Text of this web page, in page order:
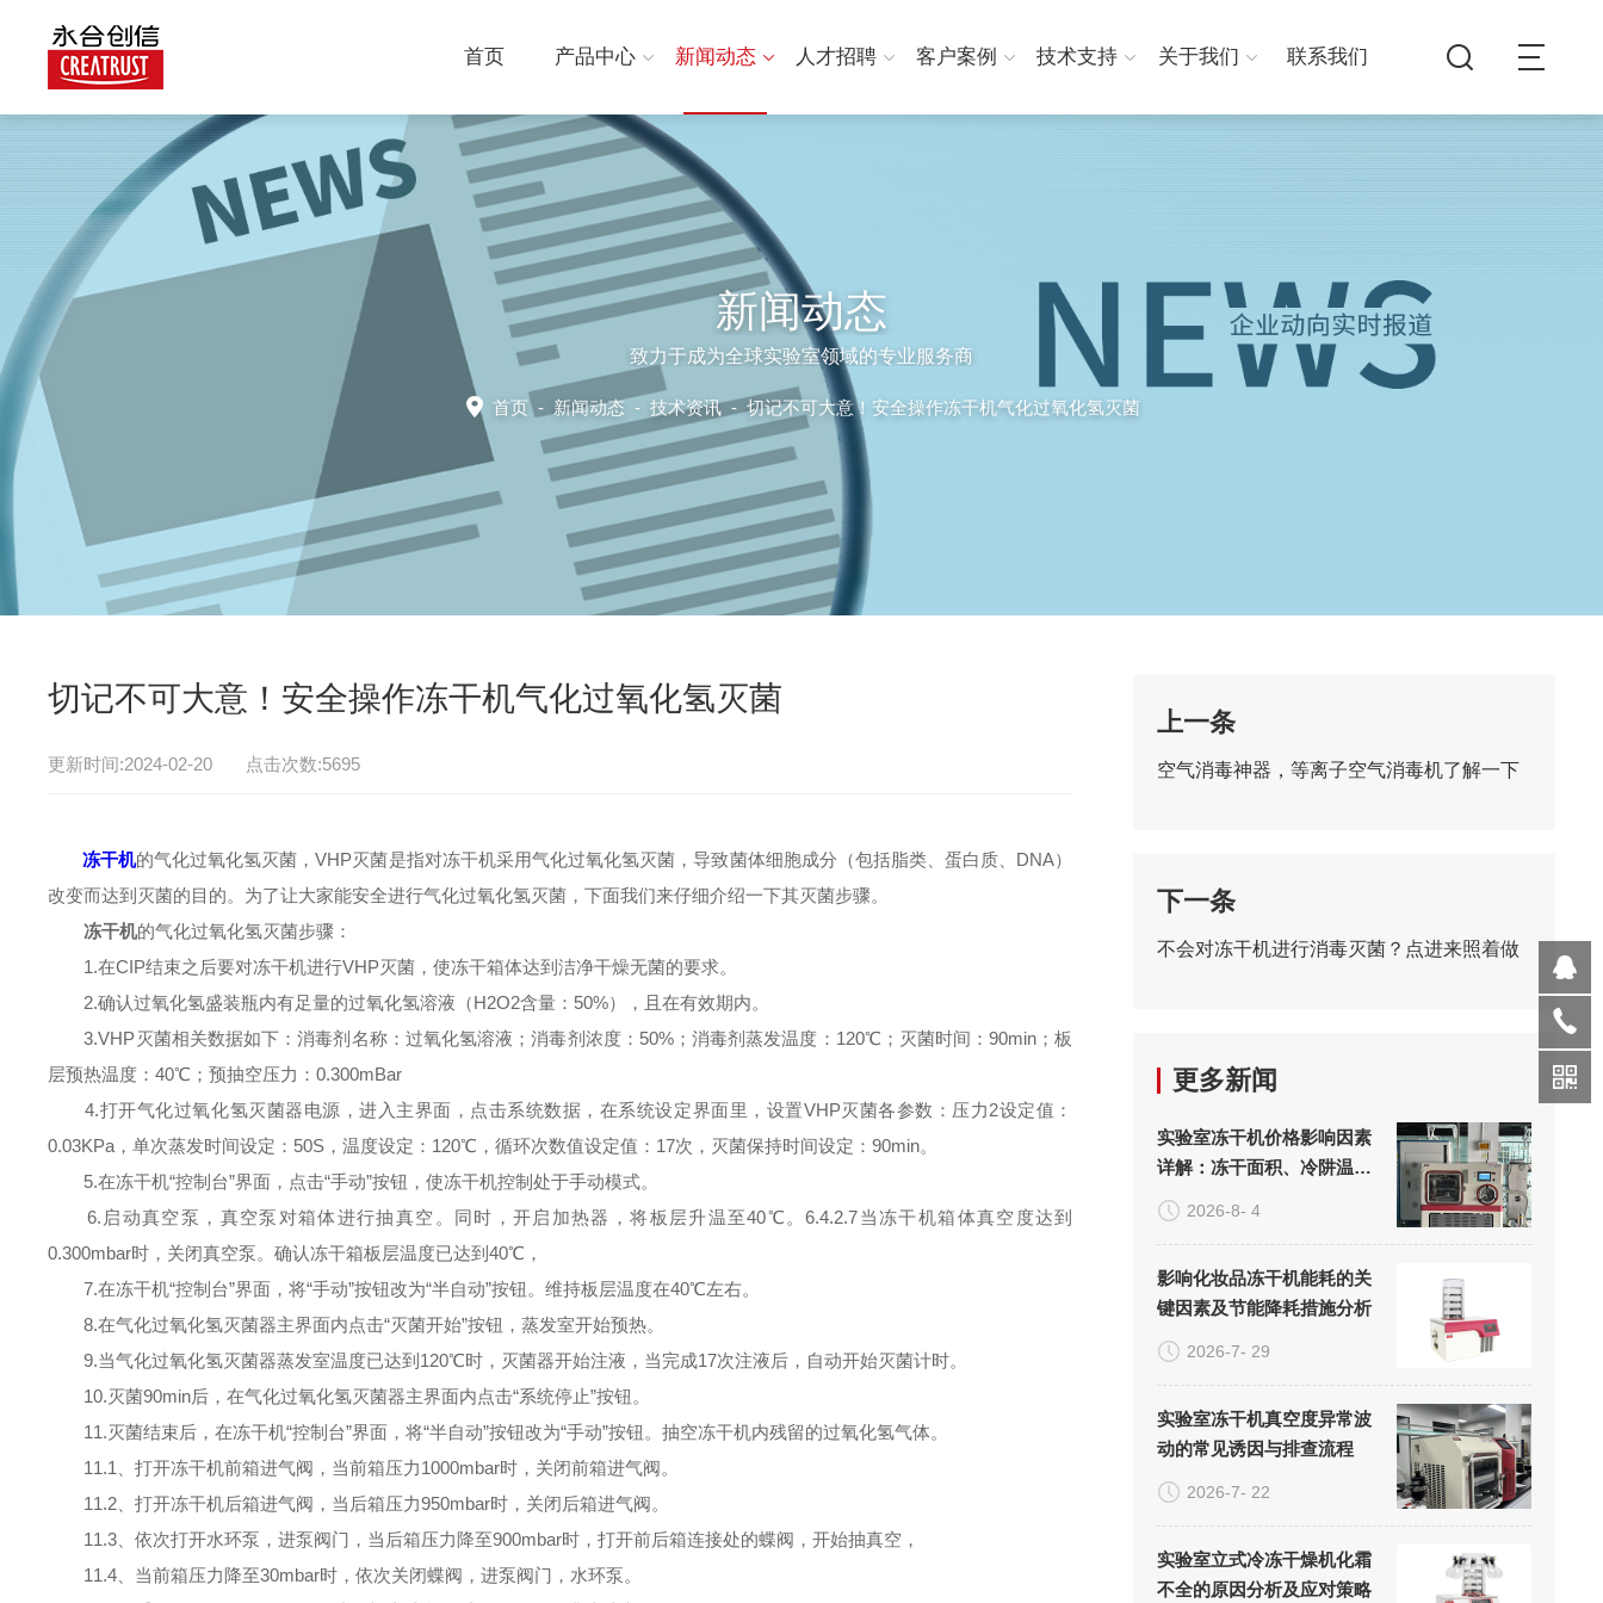
首页 产品中心 新闻动态 人才招聘 客户案例 技术支持 关于我们 联系我们
新闻动态
致力于成为全球实验室领域的专业服务商
首页- 新闻动态 - 技术资讯 -切记不可大意！安全操作冻干机气化过氧化氢灭菌
切记不可大意！安全操作冻干机气化过氧化氢灭菌
更新时间:2024-02-20 点击次数:5695
冻干机的气化过氧化氢灭菌，VHP灭菌是指对冻干机采用气化过氧化氢灭菌，导致菌体细胞成分（包括脂类、蛋白质、DNA）
改变而达到灭菌的目的。为了让大家能安全进行气化过氧化氢灭菌，下面我们来仔细介绍一下其灭菌步骤。
冻干机的气化过氧化氢灭菌步骤：
1.在CIP结束之后要对冻干机进行VHP灭菌，使冻干箱体达到洁净干燥无菌的要求。
2.确认过氧化氢盛装瓶内有足量的过氧化氢溶液（H2O2含量：50%），且在有效期内。
3.VHP灭菌相关数据如下：消毒剂名称：过氧化氢溶液；消毒剂浓度：50%；消毒剂蒸发温度：120℃；灭菌时间：90min；板
层预热温度：40℃；预抽空压力：0.300mBar
4.打开气化过氧化氢灭菌器电源，进入主界面，点击系统数据，在系统设定界面里，设置VHP灭菌各参数：压力2设定值：
0.03KPa，单次蒸发时间设定：50S，温度设定：120℃，循环次数值设定值：17次，灭菌保持时间设定：90min。
5.在冻干机“控制台”界面，点击“手动”按钮，使冻干机控制处于手动模式。
6.启动真空泵，真空泵对箱体进行抽真空。同时，开启加热器，将板层升温至40℃。6.4.2.7当冻干机箱体真空度达到
0.300mbar时，关闭真空泵。确认冻干箱板层温度已达到40℃，
7.在冻干机“控制台”界面，将“手动”按钮改为“半自动”按钮。维持板层温度在40℃左右。
8.在气化过氧化氢灭菌器主界面内点击“灭菌开始”按钮，蒸发室开始预热。
9.当气化过氧化氢灭菌器蒸发室温度已达到120℃时，灭菌器开始注液，当完成17次注液后，自动开始灭菌计时。
10.灭菌90min后，在气化过氧化氢灭菌器主界面内点击“系统停止”按钮。
11.灭菌结束后，在冻干机“控制台”界面，将“半自动”按钮改为“手动”按钮。抽空冻干机内残留的过氧化氢气体。
11.1、打开冻干机前箱进气阀，当前箱压力1000mbar时，关闭前箱进气阀。
11.2、打开冻干机后箱进气阀，当后箱压力950mbar时，关闭后箱进气阀。
11.3、依次打开水环泵，进泵阀门，当后箱压力降至900mbar时，打开前后箱连接处的蝶阀，开始抽真空，
11.4、当前箱压力降至30mbar时，依次关闭蝶阀，进泵阀门，水环泵。
上一条
空气消毒神器，等离子空气消毒机了解一下
下一条
不会对冻干机进行消毒灭菌？点进来照着做
更多新闻
实验室冻干机价格影响因素
详解：冻干面积、冷阱温度
与真空系统的成本构成
2026-8- 4
影响化妆品冻干机能耗的关
键因素及节能降耗措施分析
2026-7- 29
实验室冻干机真空度异常波
动的常见诱因与排查流程
2026-7- 22
实验室立式冷冻干燥机化霜
不全的原因分析及应对策略